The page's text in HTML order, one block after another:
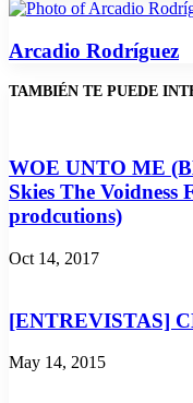
Arcadio Rodríguez
TAMBIÉN TE PUEDE
WOE UNTO ME
Skies The Voidness
prodcutions)
Oct 14, 2017
[ENTREVISTAS]
May 14, 2015